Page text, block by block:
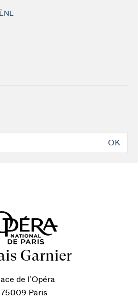
OK
Garnier
de l’Opéra
75009 Paris